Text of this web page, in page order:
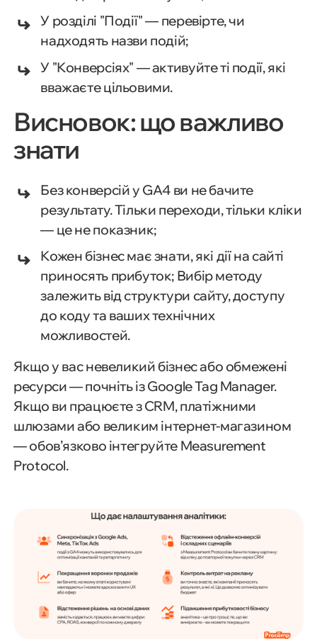
У розділі "Події" — перевірте, чи
надходять назви подій;
У "Конверсіях" — активуйте ті події, які
вважаєте цільовими.
Висновок: що важливо
знати
Без конверсій у GA4 ви не бачите
результату. Тільки переходи, тільки кліки
— це не показник;
Кожен бізнес має знати, які дії на сайті
приносять прибуток; Вибір методу
залежить від структури сайту, доступу
до коду та ваших технічних
можливостей.
Якщо у вас невеликий бізнес або обмежені
ресурси — почніть із Google Tag Manager.
Якщо ви працюєте з CRM, платіжними
шлюзами або великим інтернет-магазином
— обов’язково інтегруйте Measurement
Protocol.